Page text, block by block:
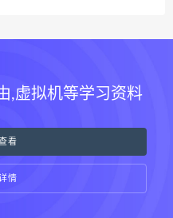
,虚拟机等学习资料
看
情